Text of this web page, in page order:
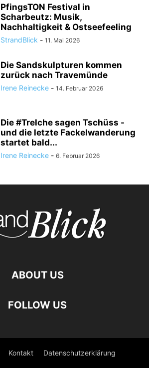
PfingsTON Festival in
Scharbeutz: Musik,
Nachhaltigkeit & Ostseefeeling
StrandBlick - 11. Mai 2026
Die Sandskulpturen kommen
zurück nach Travemünde
Irene Reinecke - 14. Februar 2026
Die #Trelche sagen Tschüss -
und die letzte Fackelwanderung
startet bald...
Irene Reinecke - 6. Februar 2026
ABOUT US
FOLLOW US
Kontakt Datenschutzerklärung